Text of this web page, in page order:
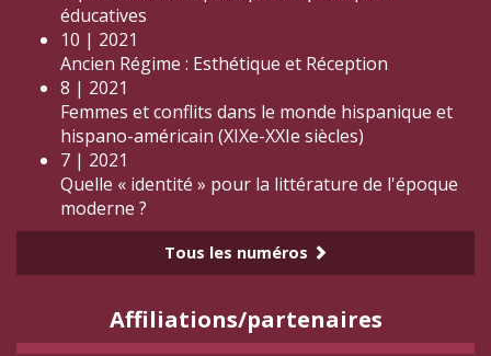
éducatives
10 | 2021
Ancien Régime : Esthétique et Réception
8 | 2021
Femmes et conflits dans le monde hispanique et
hispano-américain (XIXe-XXIe siècles)
7 | 2021
Quelle « identité » pour la littérature de l'époque
moderne ?
Tous les numéros
Affiliations/partenaires